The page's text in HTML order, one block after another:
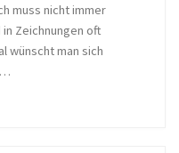
muss nicht immer
Zeichnungen oft
wünscht man sich